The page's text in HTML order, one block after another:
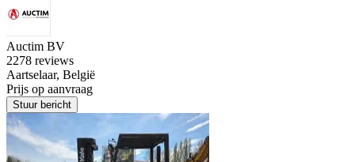
Auctim BV
2278 reviews
Aartselaar, België
Prijs op aanvraag
Stuur bericht